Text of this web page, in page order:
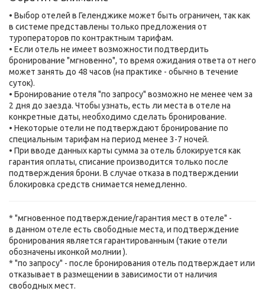
• Выбор отелей в Геленджике может быть ограничен, так как
в системе представлены только предложения от
туроператоров по контрактным тарифам.
• Если отель не имеет возможности подтвердить
бронирование "мгновенно", то время ожидания ответа от него
может занять до 48 часов (на практике - обычно в течение
суток).
• Бронирование отеля "по запросу" возможно не менее чем за
2 дня до заезда. Чтобы узнать, есть ли места в отеле на
конкретные даты, необходимо сделать бронирование.
• Некоторые отели не подтверждают бронирование по
специальным тарифам на период менее 3-7 ночей.
• При вводе данных карты сумма за отель блокируется как
гарантия оплаты, списание производится только после
подтверждения брони. В случае отказа в подтверждении
блокировка средств снимается немедленно.
* "мгновенное подтверждение/гарантия мест в отеле" -
в данном отеле есть свободные места, и подтверждение
бронирования является гарантированным (такие отели
обозначены иконкой молнии ).
* "по запросу" - после бронирования отель подтверждает или
отказывает в размещении в зависимости от наличия
свободных мест.